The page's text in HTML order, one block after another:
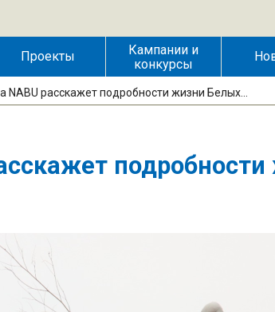
Проекты
Кампании и
конкурсы
NABU расскажет подробности жизни Белых...